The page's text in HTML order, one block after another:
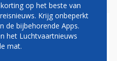
WIL
FRANCE-
op het beste van
Krijg onbeperkt
de bijbehorende Apps.
het Luchtvaartnieuws
mat.